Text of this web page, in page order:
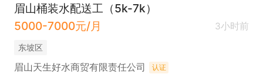
眉山桶装水配送工（5k-7k）
5000-7000元/月
3小时前
东坡区
眉山天生好水商贸有限责任公司 认证